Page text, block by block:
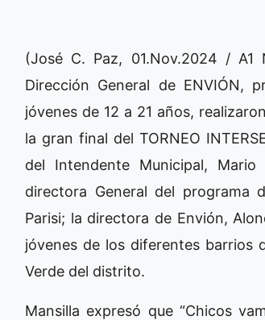
(José C. Paz, 01.Nov.2024 /
Dirección General de ENVIÓN,
jóvenes de 12 a 21 años,
la gran final del TORNEO
del Intendente Municipal,
directora General del programa
Parisi; la directora de Envión,
jóvenes de los diferentes barrios
Verde del distrito.
Mansilla expresó que “Chicos